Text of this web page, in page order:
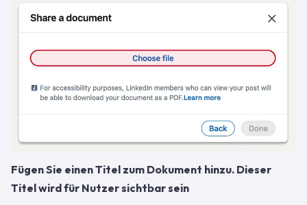
Fügen Sie einen Titel zum Dokument hinzu. Dieser
Titel wird für Nutzer sichtbar sein